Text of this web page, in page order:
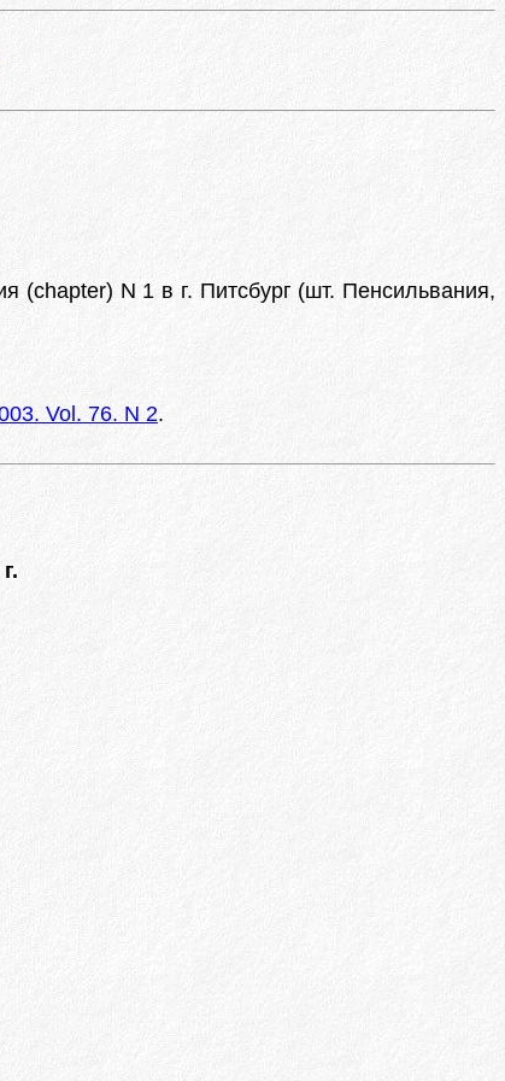
(chapter) N 1 в г. Питсбург (шт. Пенсильвания,
Vol. 76. N 2.